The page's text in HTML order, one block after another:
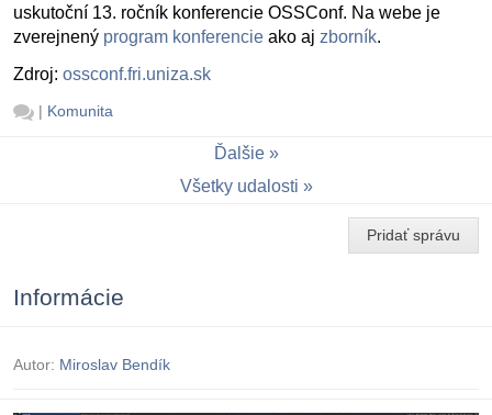
uskutoční 13. ročník konferencie OSSConf. Na webe je
zverejnený program konferencie ako aj zborník.
Zdroj: ossconf.fri.uniza.sk
| Komunita
Ďalšie
Všetky udalosti
Pridať správu
Informácie
Autor: Miroslav Bendík